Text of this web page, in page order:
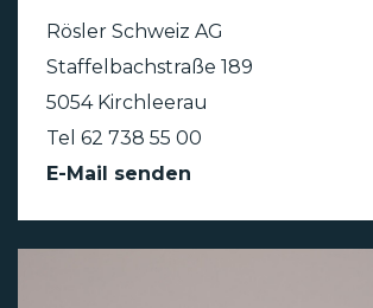
Rösler Schweiz AG
Staffelbachstraße 189
5054 Kirchleerau
Tel 62 738 55 00
E-Mail senden